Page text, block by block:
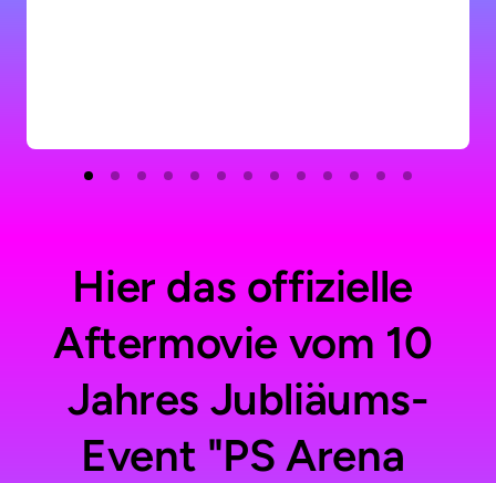
Hier das offizielle
Aftermovie vom 10
Jahres Jubliäums-
Event "PS Arena